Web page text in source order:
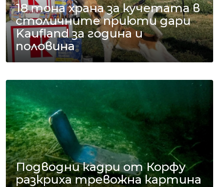
18 тона храна за кучетата в
столичните приюти дари
Kaufland за година и
половина
Подводни кадри от Корфу
разкриха тревожна картина